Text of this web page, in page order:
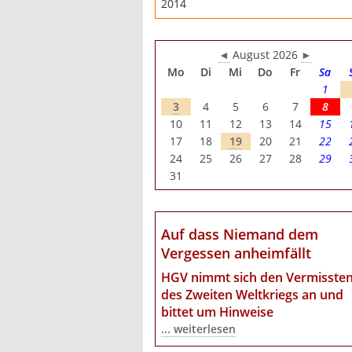
2014
◄ August 2026 ►
Mo
Di Mi Do Fr Sa
1
3
4 5 6 7 8
10
11 12 13 14 15
17
18 19 20 21 22
24
25 26 27 28 29
31
Auf dass Niemand dem
Vergessen anheimfällt
HGV nimmt sich den Vermissten
des Zweiten Weltkriegs an und
bittet um Hinweise
... weiterlesen